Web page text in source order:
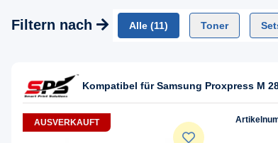
Filtern nach Alle (11) Toner
Kompatibel für Samsung Proxpress M
AUSVERKAUFT